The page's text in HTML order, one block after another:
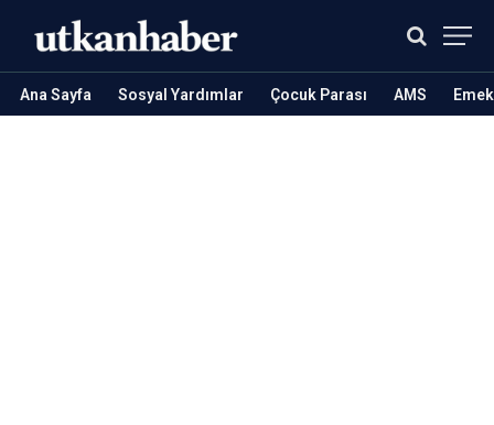
Ana Sayfa Sosyal Yardımlar Çocuk Parası AMS